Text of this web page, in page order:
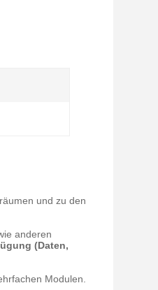
und zu den
anderen
(Daten,
Modulen.